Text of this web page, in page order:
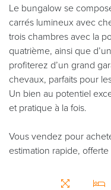
Le bungalow se
carrés lumineux avec
trois chambres avec la
quatrième, ainsi que
profiterez d’un grand
chevaux, parfaits pour
Un bien au potentiel
et pratique à la fois.
Vous vendez pour
estimation rapide,